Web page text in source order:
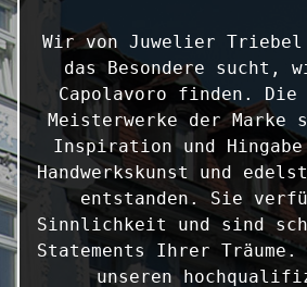
Wir von Juwelier Triebel
das Besondere sucht,
Capolavoro finden. Die
Meisterwerke der Marke
Inspiration und Hingabe
Handwerkskunst und
entstanden. Sie
Sinnlichkeit und sind
Statements Ihrer Träume.
unseren